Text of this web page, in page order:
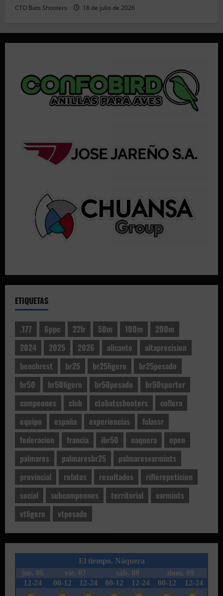
CTO Bats Shooters 18 de julio de 2026
ETIQUETAS
.177 6ppc 22lr 50m 100m
200m
2024
2025 2026 alicante
altaprecision
benchrest
br25 br25ligero
br25pesado
br50
br50ligero br50pesado
br50sporter
campeones
club ctobatsshooters
cullera
equipo
españa experiencias
fclassr
federacion
francia ibr50 naquera
open
palmares
palmaresbr25
palmaresvarmints
provincial
relatos resultados
riflerepeticion
social
subcampeones territorial
varmints
vtligero
vtpesado